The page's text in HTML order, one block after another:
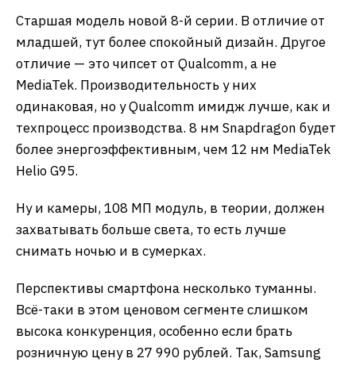
Старшая модель новой 8-й серии. В отличие от
младшей, тут более спокойный дизайн. Другое
отличие — это чипсет от Qualcomm, а не
MediaTek. Производительность у них
одинаковая, но у Qualcomm имидж лучше, как и
техпроцесс производства. 8 нм Snapdragon будет
более энергоэффективным, чем 12 нм MediaTek
Helio G95.
Ну и камеры, 108 МП модуль, в теории, должен
захватывать больше света, то есть лучше
снимать ночью и в сумерках.
Перспективы смартфона несколько туманны.
Всё-таки в этом ценовом сегменте слишком
высока конкуренция, особенно если брать
розничную цену в 27 990 рублей. Так, Samsung